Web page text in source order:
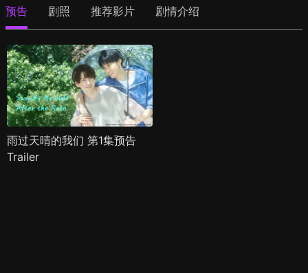
预告 剧照 推荐影片 剧情介绍
雨过天晴的我们 第1集预告
Trailer